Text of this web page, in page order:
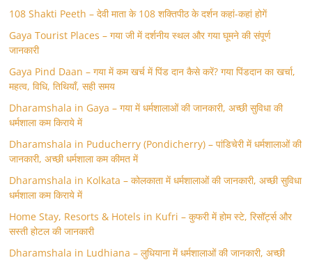
108 Shakti Peeth – देवी माता के 108 शक्तिपीठ के दर्शन कहां-कहां होगें
Gaya Tourist Places – गया जी में दर्शनीय स्थल और गया घूमने की संपूर्ण
जानकारी
Gaya Pind Daan – गया में कम खर्च में पिंड दान कैसे करें? गया पिंडदान का खर्चा,
महत्व, विधि, तिथियाँ, सही समय
Dharamshala in Gaya – गया में धर्मशालाओं की जानकारी, अच्छी सुविधा की
धर्मशाला कम किराये में
Dharamshala in Puducherry (Pondicherry) – पांडिचेरी में धर्मशालाओं की
जानकारी, अच्छी धर्मशाला कम कीमत में
Dharamshala in Kolkata – कोलकाता में धर्मशालाओं की जानकारी, अच्छी सुविधा
धर्मशाला कम किराये में
Home Stay, Resorts & Hotels in Kufri – कुफरी में होम स्‍टे, रिसॉर्ट्स और
सस्ती होटल की जानकारी
Dharamshala in Ludhiana – लुधियाना में धर्मशालाओं की जानकारी, अच्छी